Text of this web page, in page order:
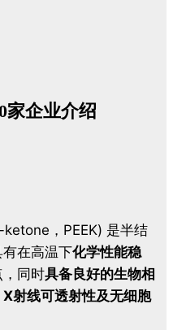
家企业介绍
，PEEK) 是半结
在高温下化学性能稳
，同时具备良好的生物相
射线可透射性及无细胞